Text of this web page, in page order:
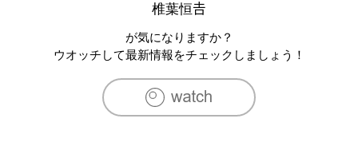
椎葉恒𠮷
が気になりますか？
ウオッチして最新情報をチェックしましょう！